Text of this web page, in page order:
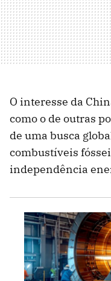
O interesse da
como o de outras
de uma busca
combustíveis
independência